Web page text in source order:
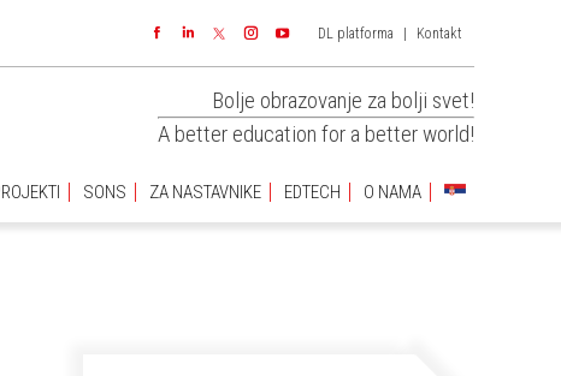
FacebookLinkedin Instagram
DL platforma Kontakt
Bolje obrazovanje za bolji svet!
A better education for a better world!
SONS ZA NASTAVNIKE EDTECH O NAMA
ZA NASTAVNIKE EDTECH O NAMA